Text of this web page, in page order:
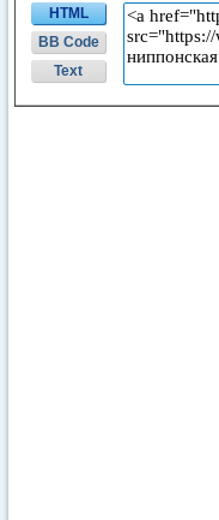
HTML
BB Code
Text